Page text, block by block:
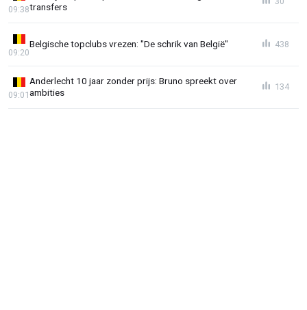
transfers
09:38
Belgische topclubs vrezen: "De schrik van België"
09:20
438
Anderlecht 10 jaar zonder prijs: Bruno spreekt over
ambities
09:01
134